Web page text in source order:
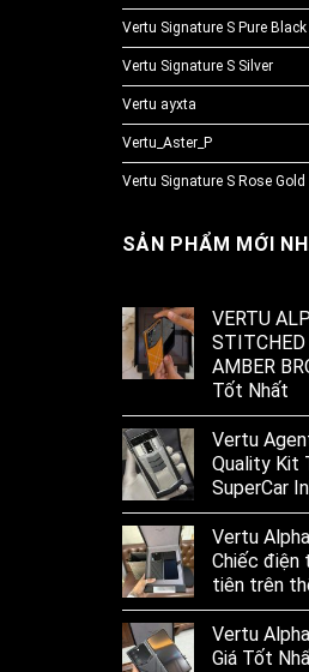
Vertu Signature S Pure Black
Vertu Signature S Silver
Vertu ayxta
Vertu_Aster_P
Vertu Signature S Rose Gold
SẢN PHẨM MỚI
VERTU
AMBER
Tốt Nhất
Vertu
Quality Kit
SuperCar
Vertu
Chiếc điện
tiên trên
Vertu
Giá Tốt